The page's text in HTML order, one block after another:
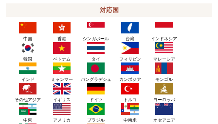
対応国
中国 香港 シンガポール 台湾 インドネシア
韓国 ベトナム タイ フィリピン マレーシア
インド ミャンマー バングラデシュ カンボジア モンゴル
その他アジア イギリス ドイツ トルコ ヨーロッパ
中東 アメリカ ブラジル 中南米 オセアニア